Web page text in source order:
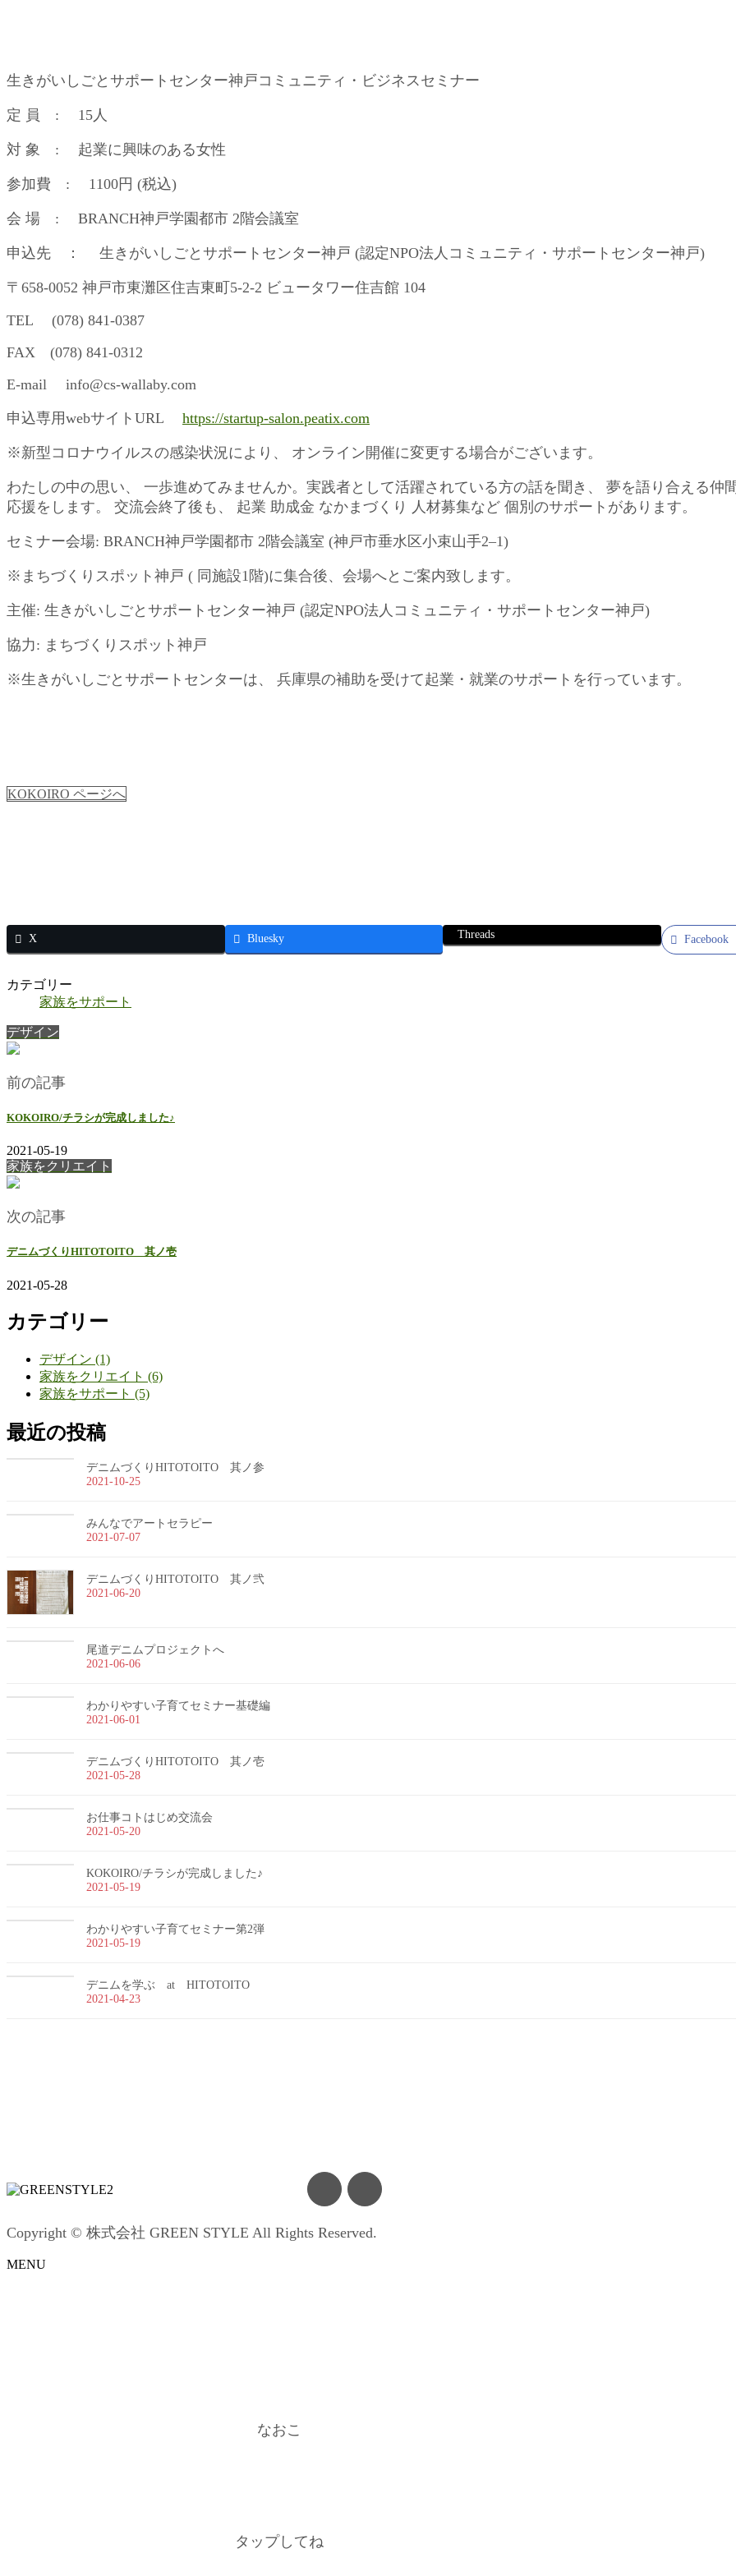
生きがいしごとサポートセンター神戸コミュニティ・ビジネスセミナー
定 員 : 15人
対 象 : 起業に興味のある女性
参加費 : 1100円 (税込)
会 場 : BRANCH神戸学園都市 2階会議室
申込先 ： 生きがいしごとサポートセンター神戸 (認定NPO法人コミュニティ・サポートセンター神戸)
〒658-0052 神戸市東灘区住吉東町5-2-2 ビュータワー住吉館 104
TEL (078) 841-0387
FAX (078) 841-0312
E-mail info@cs-wallaby.com
申込専用webサイトURL https://startup-salon.peatix.com
※新型コロナウイルスの感染状況により、 オンライン開催に変更する場合がございます。
わたしの中の思い、 一歩進めてみませんか。実践者として活躍されている方の話を聞き、 夢を語り合える
応援をします。 交流会終了後も、 起業 助成金 なかまづくり 人材募集など 個別のサポートがあります。
セミナー会場: BRANCH神戸学園都市 2階会議室 (神戸市垂水区小束山手2–1)
※まちづくりスポット神戸 ( 同施設1階)に集合後、会場へとご案内致します。
主催: 生きがいしごとサポートセンター神戸 (認定NPO法人コミュニティ・サポートセンター神戸)
協力: まちづくりスポット神戸
※生きがいしごとサポートセンターは、 兵庫県の補助を受けて起業・就業のサポートを行っています。
KOKOIRO ページへ
Facebook
X Bluesky Threads
カテゴリー
家族をサポート
デザイン
前の記事
KOKOIRO/チラシが完成しました♪
2021-05-19
家族をクリエイト
次の記事
デニムづくりHITOTOITO 其ノ壱
2021-05-28
カテゴリー
デザイン (1)
家族をクリエイト (6)
家族をサポート (5)
最近の投稿
デニムづくりHITOTOITO 其ノ参
2021-10-25
みんなでアートセラピー
2021-07-07
デニムづくりHITOTOITO 其ノ弐
2021-06-20
尾道デニムプロジェクトへ
2021-06-06
わかりやすい子育てセミナー基礎編
2021-06-01
デニムづくりHITOTOITO 其ノ壱
2021-05-28
お仕事コトはじめ交流会
2021-05-20
KOKOIRO/チラシが完成しました♪
2021-05-19
わかりやすい子育てセミナー第2弾
2021-05-19
デニムを学ぶ at HITOTOITO
2021-04-23
Copyright © 株式会社 GREEN STYLE All Rights Reserved.
MENU
なおこ
タップしてね